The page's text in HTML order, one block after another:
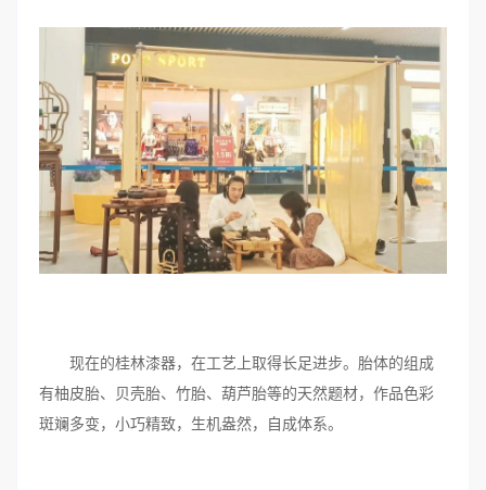
现在的桂林漆器，在工艺上取得长足进步。胎体的组成
有柚皮胎、贝壳胎、竹胎、葫芦胎等的天然题材，作品色彩
斑斓多变，小巧精致，生机盎然，自成体系。